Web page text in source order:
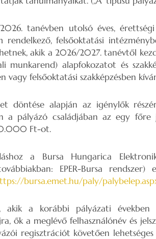
tanévben utolsó éves,
rendelkező, felsőoktatási
akik a 2026/2027. tanévtől
munkarend) alapfokozatot és
vagy felsőoktatási szakképzésben
döntése alapján az igénylők
a pályázó családjában az egy
Ft-ot.
a Bursa Hungarica
EPER-Bursa rendszer)
bursa.emet.hu/paly/
akik a korábbi pályázati
ők a meglévő felhasználónév és
regisztrációt követően